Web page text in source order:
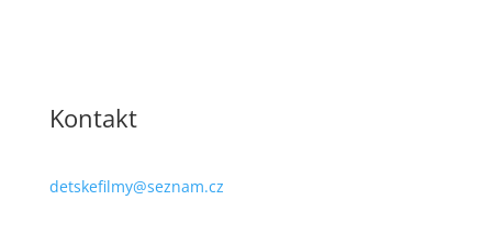
Kontakt
detskefilmy@seznam.cz